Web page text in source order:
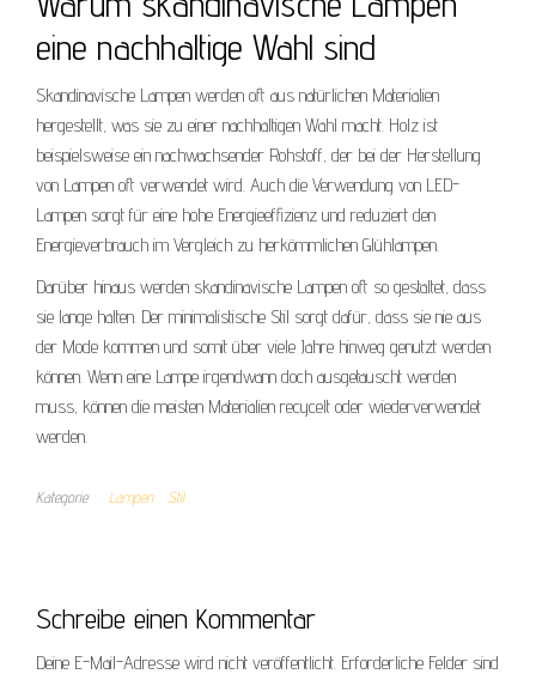
eine nachhaltige Wahl sind
Skandinavische Lampen werden oft aus natürlichen Materialien
hergestellt, was sie zu einer nachhaltigen Wahl macht. Holz ist
beispielsweise ein nachwachsender Rohstoff, der bei der Herstellung
von Lampen oft verwendet wird. Auch die Verwendung von LED-
Lampen sorgt für eine hohe Energieeffizienz und reduziert den
Energieverbrauch im Vergleich zu herkömmlichen Glühlampen.
Darüber hinaus werden skandinavische Lampen oft so gestaltet, dass
sie lange halten. Der minimalistische Stil sorgt dafür, dass sie nie aus
der Mode kommen und somit über viele Jahre hinweg genutzt werden
können. Wenn eine Lampe irgendwann doch ausgetauscht werden
muss, können die meisten Materialien recycelt oder wiederverwendet
werden.
Kategorie Lampen Stil
Schreibe einen Kommentar
Deine E-Mail-Adresse wird nicht veröffentlicht. Erforderliche Felder sind